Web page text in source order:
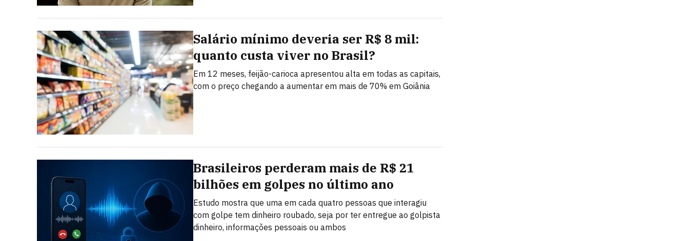
Salário mínimo deveria ser R$ 8 mil:
quanto custa viver no Brasil?
Em 12 meses, feijão-carioca apresentou alta em todas as capitais,
com o preço chegando a aumentar em mais de 70% em Goiânia
Brasileiros perderam mais de R$ 21
bilhões em golpes no último ano
Estudo mostra que uma em cada quatro pessoas que interagiu
com golpe tem dinheiro roubado, seja por ter entregue ao golpista
dinheiro, informações pessoais ou ambos